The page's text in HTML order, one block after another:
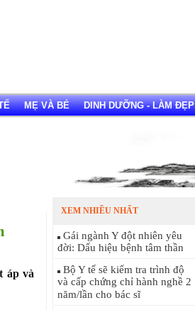
MẸ VÀ BÉ DINH DƯỠNG - LÀM ĐẸP
áp và
XEM NHIỀU NHẤT
Gái ngành Y đột nhiên yêu
đời: Dấu hiệu bệnh tâm thần
Bộ Y tế sẽ kiểm tra trình độ
và cấp chứng chỉ hành nghề 2
năm/lần cho bác sĩ